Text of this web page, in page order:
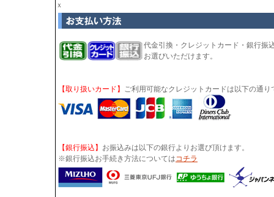
ｘ
代金引換・クレジットカード・銀行振
お選びいただけます。
【取り扱いカード】 ご利用可能なクレジットカードは以下の通り
【銀行振込】 お振込みは以下の銀行よりお選び頂けます。
※銀行振込お手続き方法についてはコチラ